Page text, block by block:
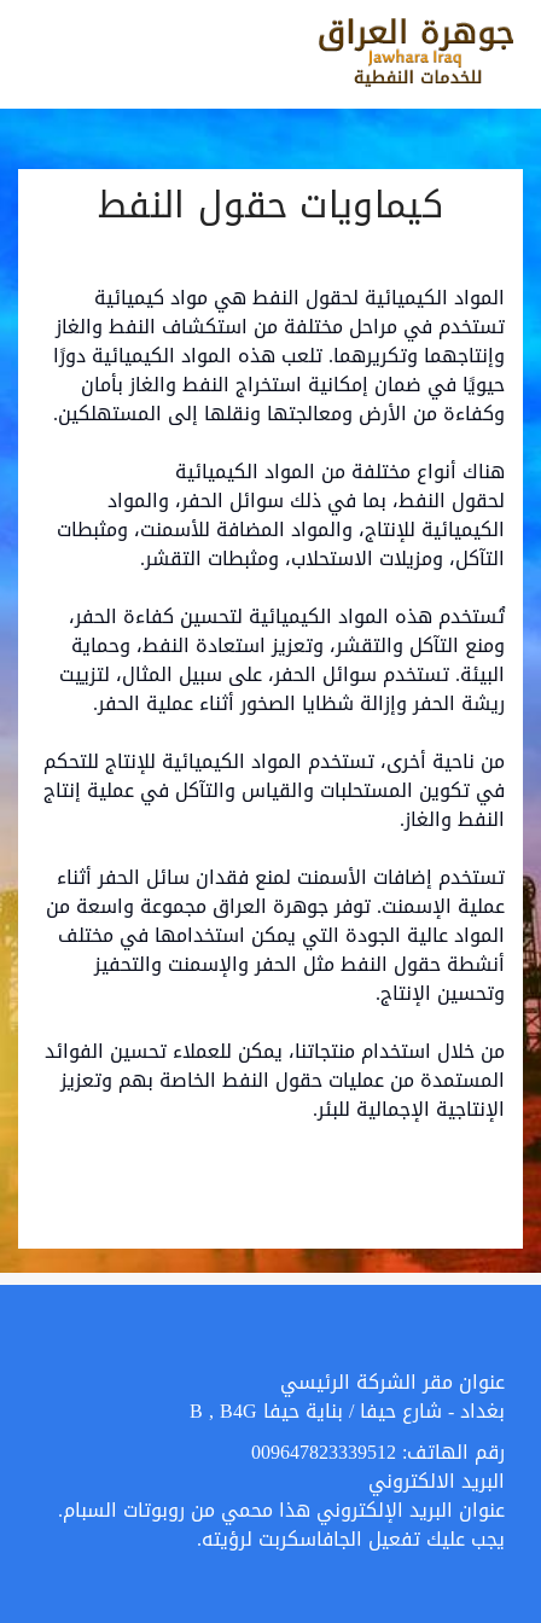
كيماويات حقول النفط
المواد الكيميائية لحقول النفط هي مواد كيميائية
تستخدم في مراحل مختلفة من استكشاف النفط والغاز
وإنتاجهما وتكريرهما. تلعب هذه المواد الكيميائية دورًا
حيويًا في ضمان إمكانية استخراج النفط والغاز بأمان
وكفاءة من الأرض ومعالجتها ونقلها إلى المستهلكين.
هناك أنواع مختلفة من المواد الكيميائية
لحقول النفط، بما في ذلك سوائل الحفر، والمواد
الكيميائية للإنتاج، والمواد المضافة للأسمنت، ومثبطات
التآكل، ومزيلات الاستحلاب، ومثبطات التقشر.
تُستخدم هذه المواد الكيميائية لتحسين كفاءة الحفر،
ومنع التآكل والتقشر، وتعزيز استعادة النفط، وحماية
البيئة. تستخدم سوائل الحفر، على سبيل المثال، لتزييت
ريشة الحفر وإزالة شظايا الصخور أثناء عملية الحفر.
من ناحية أخرى، تستخدم المواد الكيميائية للإنتاج للتحكم
في تكوين المستحلبات والقياس والتآكل في عملية إنتاج
النفط والغاز.
تستخدم إضافات الأسمنت لمنع فقدان سائل الحفر أثناء
عملية الإسمنت. توفر جوهرة العراق مجموعة واسعة من
المواد عالية الجودة التي يمكن استخدامها في مختلف
أنشطة حقول النفط مثل الحفر والإسمنت والتحفيز
وتحسين الإنتاج.
من خلال استخدام منتجاتنا، يمكن للعملاء تحسين الفوائد
المستمدة من عمليات حقول النفط الخاصة بهم وتعزيز
الإنتاجية الإجمالية للبئر.
عنوان مقر الشركة الرئيسي
بغداد - شارع حيفا / بنایة حيفا B , B4G
رقم الهاتف: 009647823339512
البرید الالکتروني
عنوان البريد الإلكتروني هذا محمي من روبوتات السبام.
يجب عليك تفعيل الجافاسكربت لرؤيته.